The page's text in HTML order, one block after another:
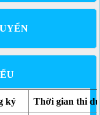
ký Thời gian thi